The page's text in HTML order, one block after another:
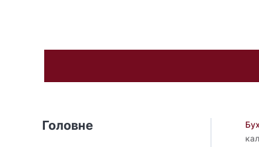
Головне